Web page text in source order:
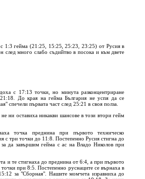
с 1:3 гейма (21:25, 15:25, 25:23, 23:25) от Русия в
много слабо съдийтво в посока и към двете
с 17:13 точки, но минута разконцентриране
До края на гейма България не успя да се
спечели първата част след 25:21 в своя полза.
ни оставиха никакви шансове в този втори гейм
точка преднина при първото техническо
с три точки до 11:8. Постепенно Русия стигна до
да завършим гейма с ас на Владо Николов при
и те стигнаха до преднина от 6:4, а при първото
при 8:5. Постепенно руснаците се върнаха в
за "Сборная". Нашите момчета изравниха до